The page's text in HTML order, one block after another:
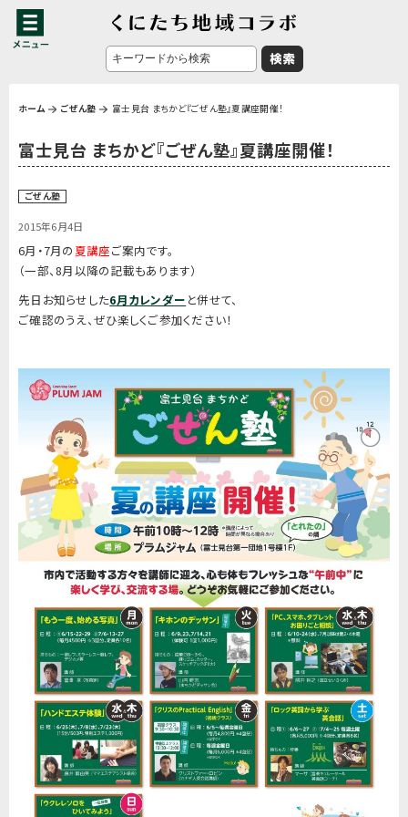
ホーム ごぜん塾 富士見台 まちかど『ごぜん塾』夏講座開催！
富士見台 まちかど『ごぜん塾』夏講座開催！
ごぜん塾
2015年6月4日
6月・7月の 夏講座ご案内です。
（一部、8月以降の記載もあります）
先日お知らせした6月カレンダー と併せて、
ご確認のうえ、ぜひ楽しくご参加ください！